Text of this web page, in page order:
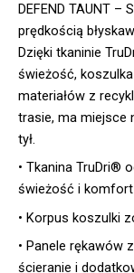
DEFEND TAUNT
prędkością
Dzięki tkaninie
świeżość,
materiałów z
trasie, ma miejsce
tył.
• Tkanina TruDri®
świeżość i komfort
• Korpus koszulki
• Panele rękawów
ścieranie i